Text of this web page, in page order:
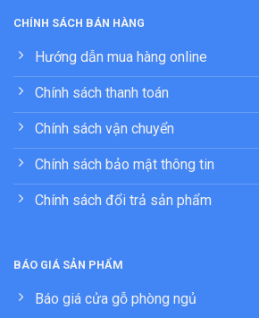
CHÍNH SÁCH BÁN HÀNG
Hướng dẫn mua hàng online
Chính sách thanh toán
Chính sách vận chuyển
Chính sách bảo mật thông tin
Chính sách đổi trả sản phẩm
BÁO GIÁ SẢN PHẨM
Báo giá cửa gỗ phòng ngủ